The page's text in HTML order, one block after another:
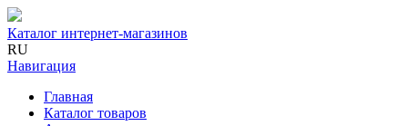
Каталог интернет-магазинов
RU
Навигация
Главная
Каталог товаров